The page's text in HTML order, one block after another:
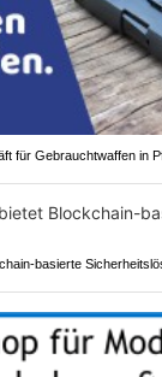
für Gebrauchtwaffen in
basierte